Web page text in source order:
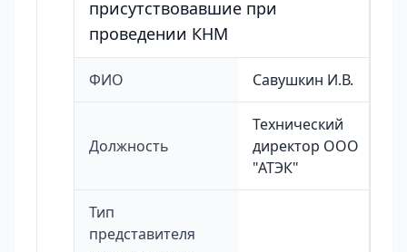
присутствовавшие при
проведении КНМ
ФИО Савушкин И.В.
Должность
Технический
директор ООО
"АТЭК"
Тип
представителя